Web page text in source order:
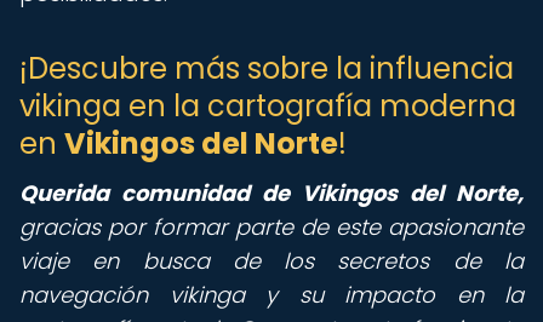
¡Descubre más sobre la influencia
vikinga en la cartografía moderna
en Vikingos del Norte!
Querida comunidad de Vikingos del Norte,
gracias por formar parte de este apasionante
viaje en busca de los secretos de la
navegación vikinga y su impacto en la